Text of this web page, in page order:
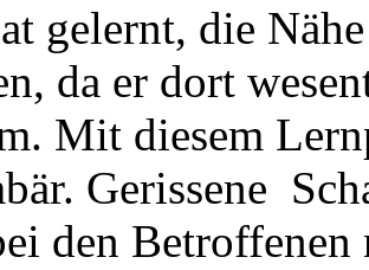
gelernt, die
da er dort
Mit diesem
Gerissene
den